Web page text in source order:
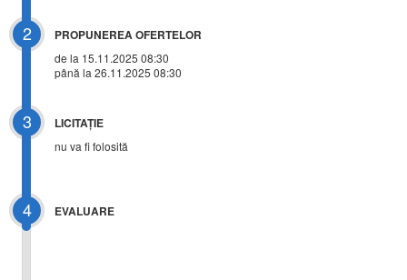
2 PROPUNEREA OFERTELOR
de la 15.11.2025 08:30
până la 26.11.2025 08:30
3 LICITAŢIE
nu va fi folosită
4 EVALUARE